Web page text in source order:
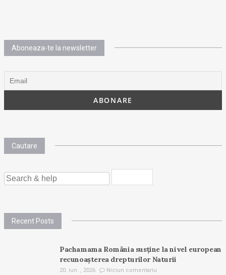
Aboneaza-te la newsletter
Cautare
SEARCH
FOR:
Recent Posts
Pachamama România susține la nivel european
recunoașterea drepturilor Naturii
20. iun. , 2026 Niciun comentariu